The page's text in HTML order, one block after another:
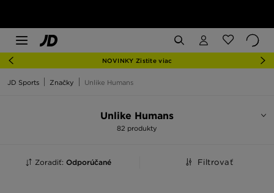
NOVINKY Zistite viac
JD Sports Značky Unlike Humans
Unlike Humans
82 produkty
Zoradiť: Odporúčané Filtrovať